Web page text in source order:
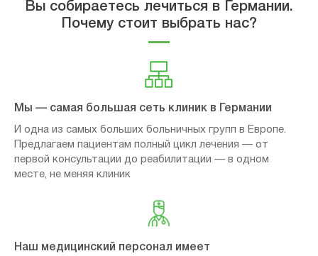
Вы собираетесь лечиться в Германии.
Почему стоит выбрать нас?
Мы — самая большая сеть клиник в Германии
И одна из самых больших больничных групп в Европе.
Предлагаем пациентам полный цикл лечения — от
первой консультации до реабилитации — в одном
месте, не меняя клиник
Наш медицинский персонал имеет